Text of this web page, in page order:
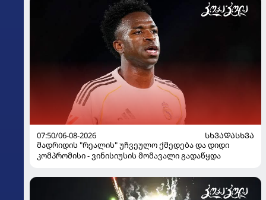
07:50/06-08-2026
ᲡᲮᲕᲐᲓᲐᲡᲮᲕᲐ
მადრიდის "რეალის" უჩვეულო ქმედება და დიდი
კომპრომისი - ვინისიუსის მომავალი გადაწყდა